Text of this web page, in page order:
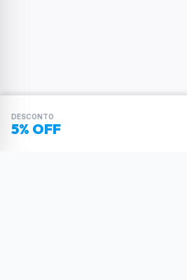
DESCONTO
5% OFF